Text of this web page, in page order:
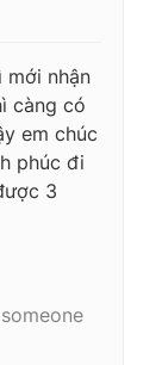
mới nhận
càng có
em chúc
phúc đi
3